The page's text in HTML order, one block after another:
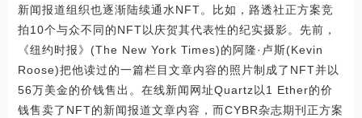
新闻报道组织也逐渐陆续通水NFT。比如，路透社正方案竞
拍10个与众不同的NFT以庆贺其代表性的纪实摄影。先前，
《纽约时报》(The New York Times)的阿隆·卢斯(Kevin
Roose)把他读过的一篇栏目文章内容的照片制成了NFT并以
56万美金的价钱售出。在线新闻网址Quartz以1 Ether的价
钱售卖了NFT的新闻报道文章内容，而CYBR杂志期刊正方案